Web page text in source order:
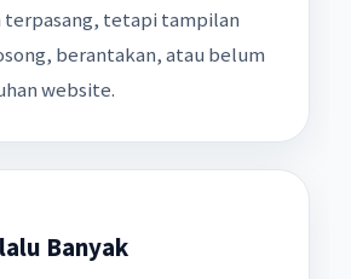
terpasang, tetapi tampilan
berantakan, atau belum
website.
Banyak